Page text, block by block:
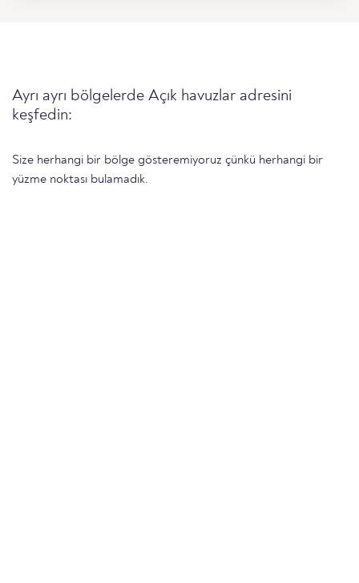
Ayrı ayrı bölgelerde Açık havuzlar adresini
keşfedin:
Size herhangi bir bölge gösteremiyoruz çünkü herhangi bir
yüzme noktası bulamadık.